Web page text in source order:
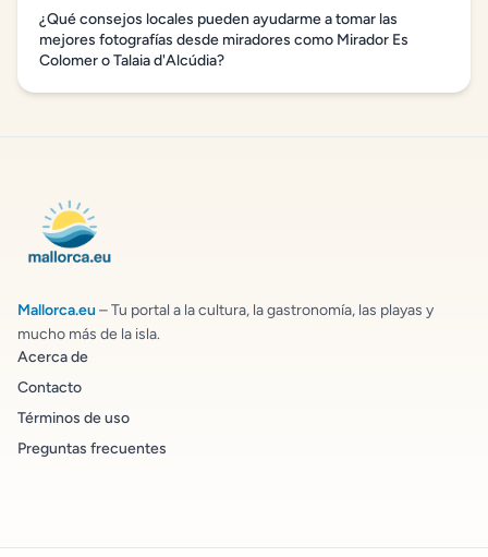
¿Qué consejos locales pueden ayudarme a tomar las
mejores fotografías desde miradores como Mirador Es
Colomer o Talaia d'Alcúdia?
Mallorca.eu – Tu portal a la cultura, la gastronomía, las playas y
mucho más de la isla.
Acerca de
Contacto
Términos de uso
Preguntas frecuentes